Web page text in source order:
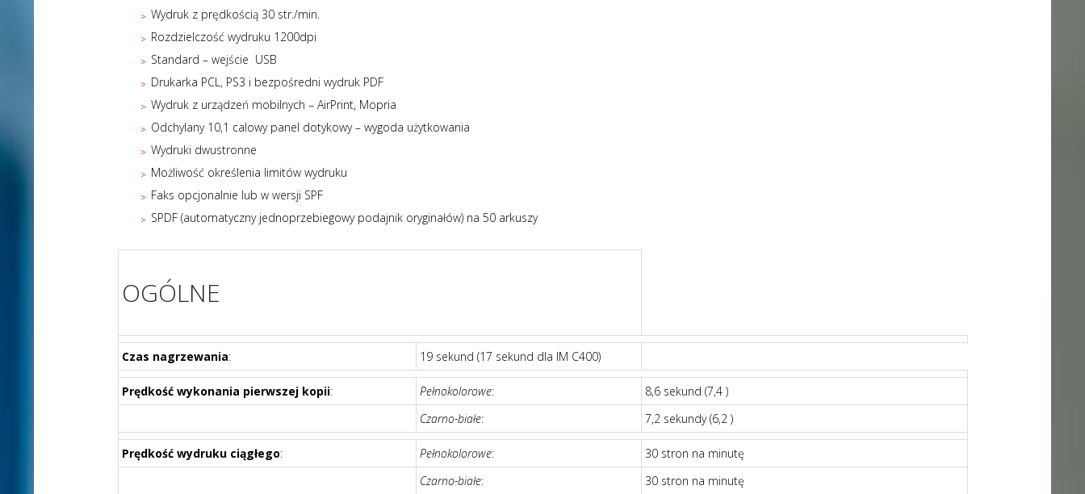
Wydruk z prędkością 30 str./min.
Rozdzielczość wydruku 1200dpi
Standard – wejście USB
Drukarka PCL, PS3 i bezpośredni wydruk PDF
Wydruk z urządzeń mobilnych – AirPrint, Mopria
Odchylany 10,1 calowy panel dotykowy – wygoda użytkowania
Wydruki dwustronne
Możliwość określenia limitów wydruku
Faks opcjonalnie lub w wersji SPF
SPDF (automatyczny jednoprzebiegowy podajnik oryginałów) na 50 arkuszy
OGÓLNE
Czas nagrzewania: 19 sekund (17 sekund dla IM C400)
Prędkość wykonania pierwszej kopii: Pełnokolorowe:
8,6 sekund (7,4 )
Czarno-białe: 7,2 sekundy (6,2 )
Prędkość wydruku ciągłego: Pełnokolorowe:
30 stron na minutę
Czarno-białe: 30 stron na minutę